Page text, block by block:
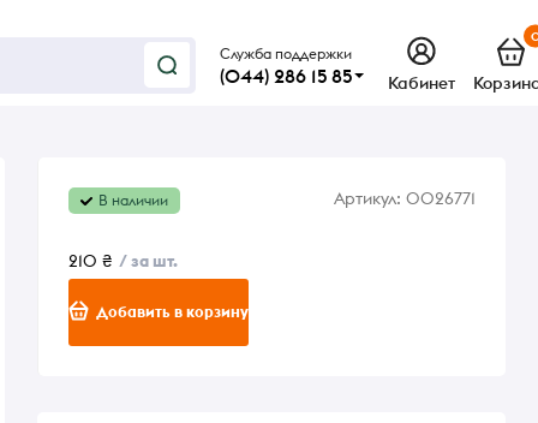
Служба поддержки
(044) 286 15 85 Кабинет
В наличии Артикул: 0026771
210 ₴ / за шт.
Добавить в корзину